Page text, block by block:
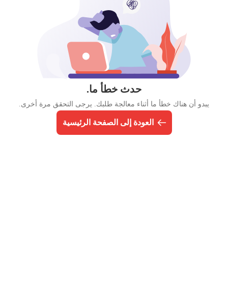
حدث خطأ ما.
يبدو أن هناك خطأ ما أثناء معالجة طلبك. يرجى التحقق مرة أخرى.
العودة إلى الصفحة الرئيسية